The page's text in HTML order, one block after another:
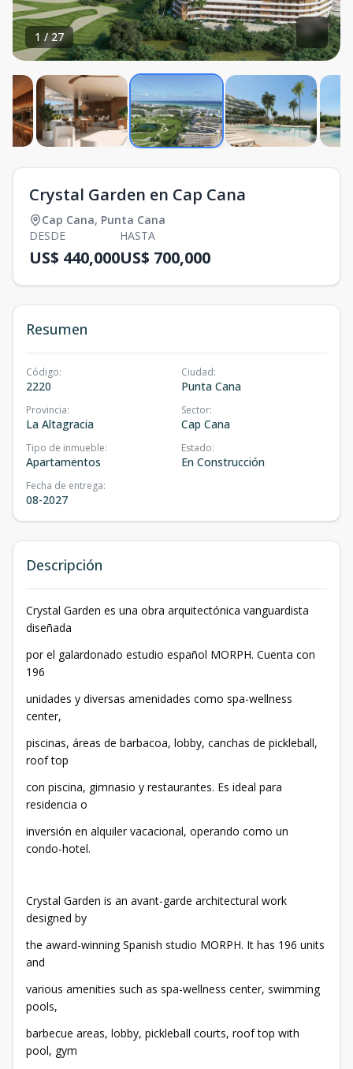
1 /27
Crystal Garden en Cap Cana
Cap Cana, Punta Cana
DESDE
US$ 440,000
HASTA
US$ 700,000
Resumen
Código:
2220
Ciudad:
Punta Cana
Provincia:
La Altagracia
Sector:
Cap Cana
Tipo de inmueble:
Apartamentos
Estado:
En Construcción
Fecha de entrega:
08-2027
Descripción
Crystal Garden es una obra arquitectónica vanguardista
diseñada
por el galardonado estudio español MORPH. Cuenta con
196
unidades y diversas amenidades como spa-wellness
center,
piscinas, áreas de barbacoa, lobby, canchas de pickleball,
roof top
con piscina, gimnasio y restaurantes. Es ideal para
residencia o
inversión en alquiler vacacional, operando como un
condo-hotel.
Crystal Garden is an avant-garde architectural work
designed by
the award-winning Spanish studio MORPH. It has 196 units
and
various amenities such as spa-wellness center, swimming
pools,
barbecue areas, lobby, pickleball courts, roof top with
pool, gym